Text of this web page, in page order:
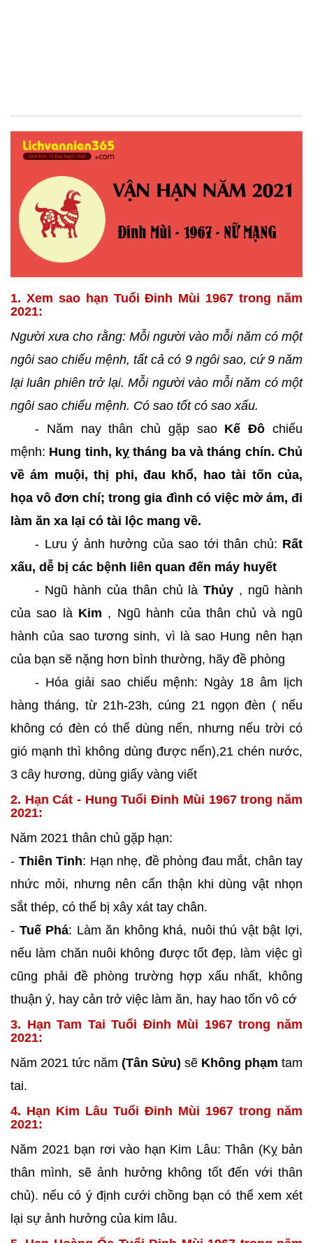
1. Xem sao hạn Tuổi Đinh Mùi 1967 trong năm
2021:
Người xưa cho rằng: Mỗi người vào mỗi năm có một
ngôi sao chiếu mệnh, tất cả có 9 ngôi sao, cứ 9 năm
lại luân phiên trở lại. Mỗi người vào mỗi năm có một
ngôi sao chiếu mệnh. Có sao tốt có sao xấu.
- Năm nay thân chủ gặp sao Kế Đô chiếu
mệnh: Hung tinh, kỵ tháng ba và tháng chín. Chủ
về ám muội, thị phi, đau khổ, hao tài tốn của,
họa vô đơn chí; trong gia đình có việc mờ ám, đi
làm ăn xa lại có tài lộc mang về.
- Lưu ý ảnh hưởng của sao tới thân chủ: Rất
xấu, dễ bị các bệnh liên quan đến máy huyết
- Ngũ hành của thân chủ làThủy , ngũ hành
của sao là Kim , Ngũ hành của thân chủ và ngũ
hành của sao tương sinh, vì là sao Hung nên hạn
của bạn sẽ nặng hơn bình thường, hãy đề phòng
- Hóa giải sao chiếu mệnh: Ngày 18 âm lịch
hàng tháng, từ 21h-23h, cúng 21 ngọn đèn ( nếu
không có đèn có thể dùng nến, nhưng nếu trời có
gió mạnh thì không dùng được nến),21 chén nước,
3 cây hương, dùng giấy vàng viết
2. Hạn Cát - Hung Tuổi Đinh Mùi 1967 trong năm
2021:
Năm 2021 thân chủ gặp hạn:
- Thiên Tinh: Hạn nhẹ, đề phòng đau mắt, chân tay
nhức mỏi, nhưng nên cẩn thận khi dùng vật nhọn
sắt thép, có thể bị xây xát tay chân.
- Tuế Phá: Làm ăn không khá, nuôi thú vật bật lợi,
nếu làm chăn nuôi không được tốt đẹp, làm việc gì
cũng phải đề phòng trường hợp xấu nhất, không
thuận ý, hay cản trở việc làm ăn, hay hao tốn vô cớ
3. Hạn Tam Tai Tuổi Đinh Mùi 1967 trong năm
2021:
Năm 2021 tức năm (Tân Sửu) sẽ Không phạm tam
tai.
4. Hạn Kim Lâu Tuổi Đinh Mùi 1967 trong năm
2021:
Năm 2021 bạn rơi vào hạn Kim Lâu: Thân (Kỵ bản
thân mình, sẽ ảnh hưởng không tốt đến với thân
chủ). nếu có ý định cưới chồng bạn có thể xem xét
lại sự ảnh hưởng của kim lâu.